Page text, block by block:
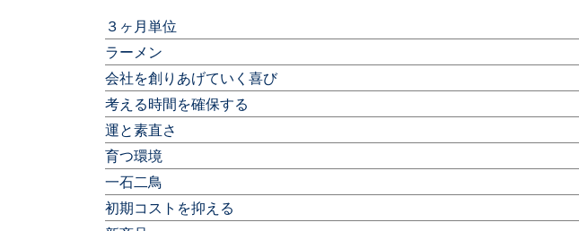
３ヶ月単位
ラーメン
会社を創りあげていく喜び
考える時間を確保する
運と素直さ
育つ環境
一石二鳥
初期コストを抑える